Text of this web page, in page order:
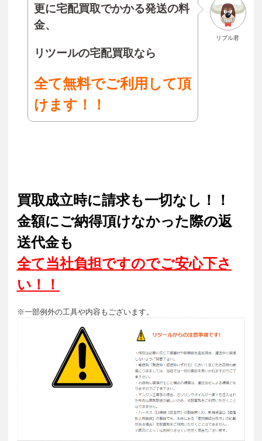
リブル君
更に宅配買取でかかる発送の料
金、
リツールの宅配買取なら
全て無料でご利用して頂
けます！！
買取成立時に請求も一切なし！！
金額にご納得頂けなかった際の返
送代金も
全て当社負担ですのでご安心下さ
い！！
※一部例外の工具や内容もございます。